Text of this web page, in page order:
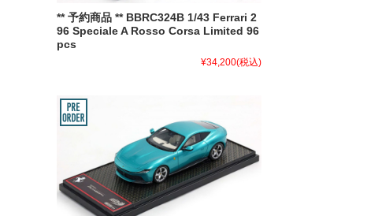
** 予約商品 ** BBRC324B 1/43 Ferrari 2
96 Speciale A Rosso Corsa Limited 96
pcs
¥34,200(税込)